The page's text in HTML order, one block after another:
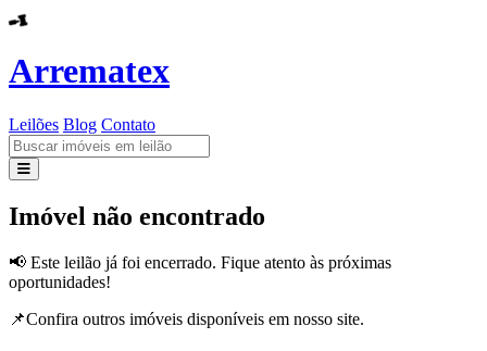
Arrematex
Leilões Blog Contato
Leilões
Imóvel não encontrado
📢 Este leilão já foi encerrado. Fique atento às próximas
oportunidades!
📌Confira outros imóveis disponíveis em nosso site.